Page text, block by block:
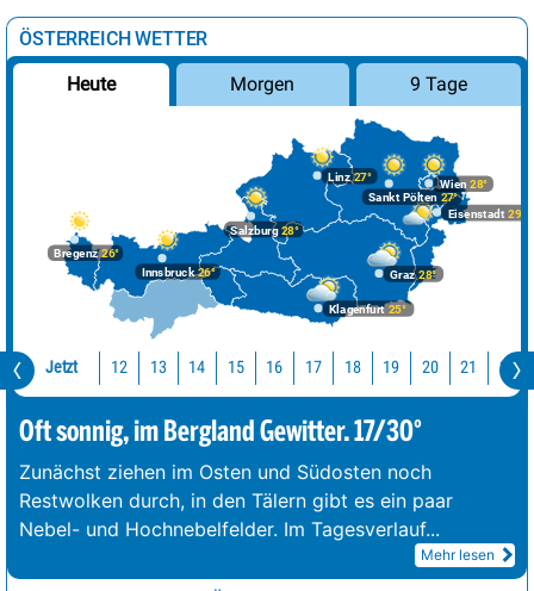
ÖSTERREICH WETTER
Heute Morgen 9 Tage
Bregenz26°
Graz28°
Innsbruck26°
Klagenfurt 25°
Linz27°
Salzburg28°
Wien 28°
Eisenstadt 29°
Sankt Pölten 27°
Jetzt 12 13 14 15 16 17 18 19 20 21 22
Oft sonnig, im Bergland Gewitter. 17/30°
Zunächst ziehen im Osten und Südosten noch
Restwolken durch, in den Tälern gibt es ein paar
Nebel- und Hochnebelfelder. Im Tagesverlauf...
Mehr lesen